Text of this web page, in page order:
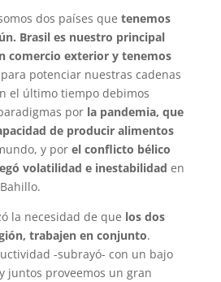
dos países que tenemos
Brasil es nuestro principal
comercio exterior y tenemos
potenciar nuestras cadenas
el último tiempo debimos
por la pandemia, que
de producir alimentos
y por el conflicto bélico
volatilidad e inestabilidad en
la necesidad de que los dos
trabajen en conjunto.
-subrayó- con un bajo
juntos proveemos un gran